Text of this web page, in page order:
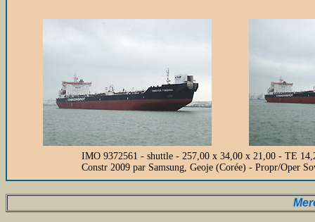
IMO 9372561 - shuttle - 257,00 x 34,00 x 21,00 - TE
Constr 2009 par Samsung, Geoje (Corée) - Propr/Oper